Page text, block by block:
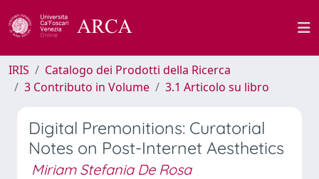
IRIS
Catalogo dei Prodotti della Ricerca
3 Contributo in Volume
3.1 Articolo su libro
Digital Premonitions: Curatorial
Notes on Post-Internet Aesthetics
Miriam Stefania De Rosa